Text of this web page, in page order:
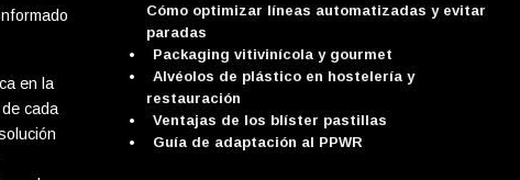
en la
cada
Cómo optimizar líneas automatizadas y evitar
paradas
Packaging vitivinícola y gourmet
Alvéolos de plástico en hostelería y
restauración
Ventajas de los blíster pastillas
Guía de adaptación al PPWR